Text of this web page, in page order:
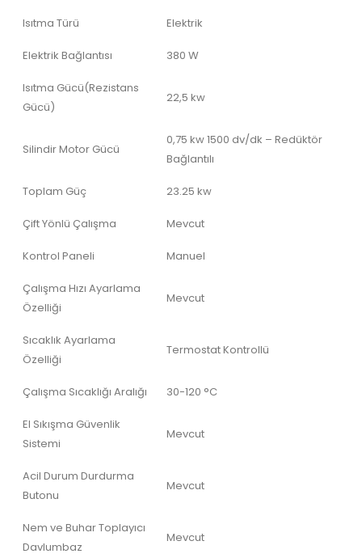
Isıtma Türü Elektrik
Elektrik Bağlantısı 380 W
Isıtma Gücü(Rezistans
Gücü)
22,5 kw
Silindir Motor Gücü
0,75 kw 1500 dv/dk – Redüktör
Bağlantılı
Toplam Güç 23.25 kw
Çift Yönlü Çalışma Mevcut
Kontrol Paneli Manuel
Çalışma Hızı Ayarlama
Özelliği
Mevcut
Sıcaklık Ayarlama
Özelliği
Termostat Kontrollü
Çalışma Sıcaklığı Aralığı 30-120 °C
El Sıkışma Güvenlik
Sistemi
Mevcut
Acil Durum Durdurma
Butonu
Mevcut
Nem ve Buhar Toplayıcı
Davlumbaz
Mevcut